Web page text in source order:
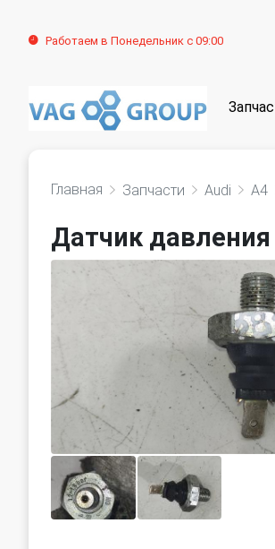
Работаем в Понедельник с 09:00
Главная Запчасти Audi A4
Датчик